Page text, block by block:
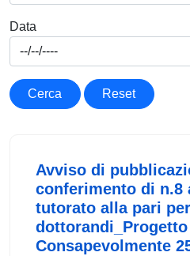
Data
Cerca Reset
Avviso di
conferimento di n.8
tutorato alla pari
dottorandi_Progetto
Consapevolmente